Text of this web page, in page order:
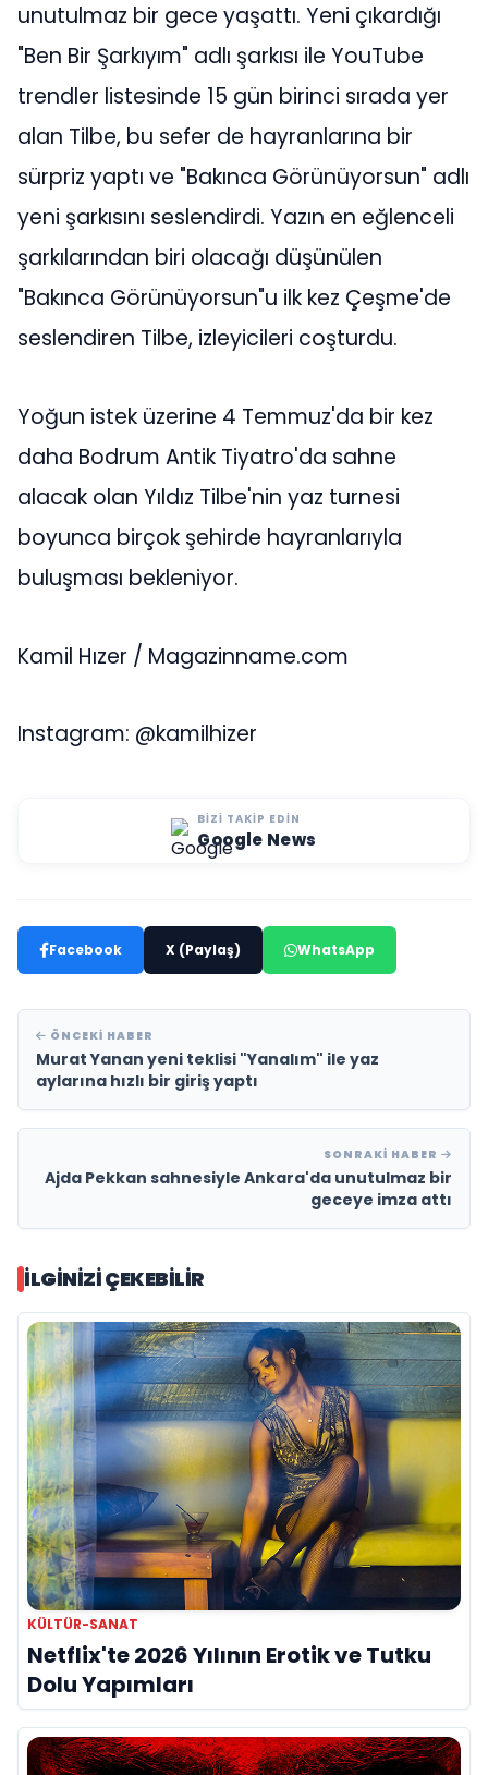
unutulmaz bir gece yaşattı. Yeni çıkardığı
"Ben Bir Şarkıyım" adlı şarkısı ile YouTube
trendler listesinde 15 gün birinci sırada yer
alan Tilbe, bu sefer de hayranlarına bir
sürpriz yaptı ve "Bakınca Görünüyorsun" adlı
yeni şarkısını seslendirdi. Yazın en eğlenceli
şarkılarından biri olacağı düşünülen
"Bakınca Görünüyorsun"u ilk kez Çeşme'de
seslendiren Tilbe, izleyicileri coşturdu.
Yoğun istek üzerine 4 Temmuz'da bir kez
daha Bodrum Antik Tiyatro'da sahne
alacak olan Yıldız Tilbe'nin yaz turnesi
boyunca birçok şehirde hayranlarıyla
buluşması bekleniyor.
Kamil Hızer / Magazinname.com
Instagram: @kamilhizer
BIZI TAKIP EDIN
Google News
Facebook X (Paylaş) WhatsApp
ÖNCEKI HABER
Murat Yanan yeni teklisi "Yanalım" ile yaz
aylarına hızlı bir giriş yaptı
SONRAKI HABER
Ajda Pekkan sahnesiyle Ankara'da unutulmaz bir
geceye imza attı
İLGINIZI ÇEKEBILIR
KÜLTÜR-SANAT
Netflix'te 2026 Yılının Erotik ve Tutku
Dolu Yapımları